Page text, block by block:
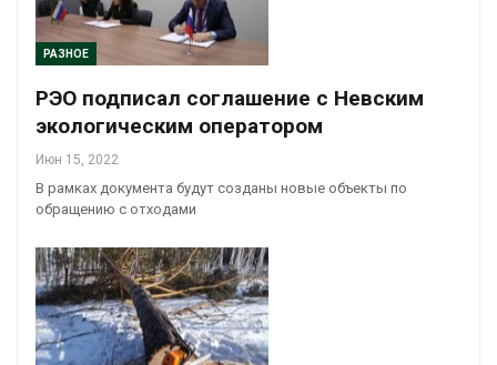
РАЗНОЕ
РЭО подписал соглашение с Невским
экологическим оператором
Июн 15, 2022
В рамках документа будут созданы новые объекты по
обращению с отходами